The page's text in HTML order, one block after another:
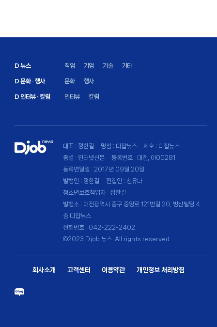
D 뉴스 직업 기업 기술 기타
D 문화 · 행사 문화 행사
D 인터뷰 · 칼럼 인터뷰 칼럼
대표 : 정한길 명칭 : 디잡뉴스
제호 : 디잡뉴스
종별 : 인터넷신문
등록번호 : 대전, 아00281
등록연월일 : 2017년 09월 20일
발행인 : 정한길
편집인 : 천유나
청소년보호책임자 : 정한길
발행소 : 대전광역시 중구 중앙로 121번길 20, 방산빌딩 4
층 디잡뉴스
전화번호 : 042-222-2402
©2023 Djob 뉴스. All rights reserved.
회사소개 고객센터 이용약관 개인정보 처리방침